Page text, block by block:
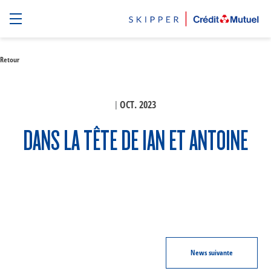
Retour
| OCT. 2023
DANS LA TÊTE DE IAN ET ANTOINE
Newssuivante